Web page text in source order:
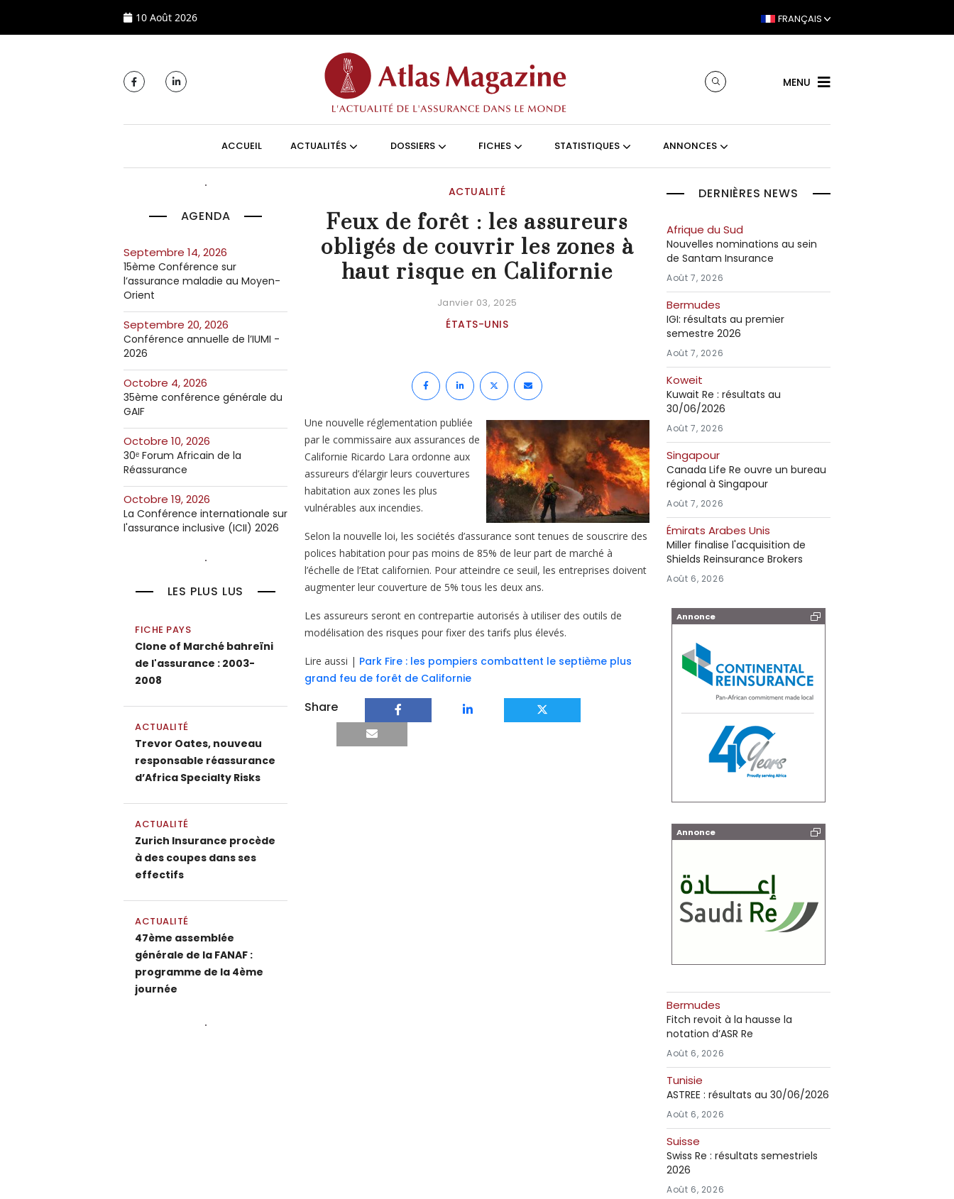
10 Août 2026 FRANÇAIS
MENU
ACCUEIL ACTUALITÉS DOSSIERS FICHES STATISTIQUES ANNONCES
AGENDA
septembre 14, 2026
15ème Conférence sur
l’assurance maladie au Moyen-
Orient
septembre 20, 2026
Conférence annuelle de l’IUMI -
2026
octobre 4, 2026
35ème conférence générale du
GAIF
octobre 10, 2026
30ᵉ Forum Africain de la
Réassurance
octobre 19, 2026
La Conférence internationale sur
l'assurance inclusive (ICII) 2026
LES PLUS LUS
FICHE PAYS
Clone of Marché bahreïni
de l'assurance : 2003-
2008
ACTUALITÉ
Trevor Oates, nouveau
responsable réassurance
d’Africa Specialty Risks
ACTUALITÉ
Zurich Insurance procède
à des coupes dans ses
effectifs
ACTUALITÉ
47ème assemblée
générale de la FANAF :
programme de la 4ème
journée
ACTUALITÉ
Feux de forêt : les assureurs
obligés de couvrir les zones à
haut risque en Californie
Janvier 03, 2025
ÉTATS-UNIS
Une nouvelle réglementation publiée
par le commissaire aux assurances de
Californie Ricardo Lara ordonne aux
assureurs d’élargir leurs couvertures
habitation aux zones les plus
vulnérables aux incendies.
Selon la nouvelle loi, les sociétés d’assurance sont tenues de souscrire des
polices habitation pour pas moins de 85% de leur part de marché à
l’échelle de l’Etat californien. Pour atteindre ce seuil, les entreprises doivent
augmenter leur couverture de 5% tous les deux ans.
Les assureurs seront en contrepartie autorisés à utiliser des outils de
modélisation des risques pour fixer des tarifs plus élevés.
Lire aussi | Park Fire : les pompiers combattent le septième plus
grand feu de forêt de Californie
Share
DERNIÈRES NEWS
Afrique du Sud
Nouvelles nominations au sein
de Santam Insurance
Août 7, 2026
Bermudes
IGI: résultats au premier
semestre 2026
Août 7, 2026
Koweit
Kuwait Re : résultats au
30/06/2026
Août 7, 2026
Singapour
Canada Life Re ouvre un bureau
régional à Singapour
Août 7, 2026
Émirats Arabes Unis
Miller finalise l'acquisition de
Shields Reinsurance Brokers
Août 6, 2026
Annonce
Annonce
Bermudes
Fitch revoit à la hausse la
notation d’ASR Re
Août 6, 2026
Tunisie
ASTREE : résultats au 30/06/2026
Août 6, 2026
Suisse
Swiss Re : résultats semestriels
2026
Août 6, 2026